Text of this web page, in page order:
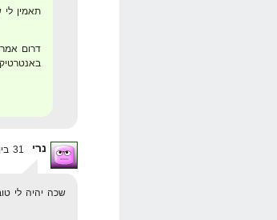
תאמין
דרום
נרי
שכה יהיה לי